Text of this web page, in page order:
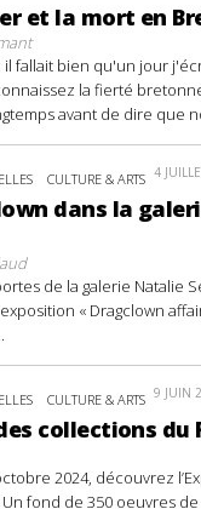
et la mort en
il fallait bien qu'un jour
la fierté
avant de dire que
CULTURE & ARTS 4
dans la
de la galerie Natalie
« Dragclown
CULTURE & ARTS 9 JUIN
collections du
2024, découvrez
Un fond de 350 oeuvres